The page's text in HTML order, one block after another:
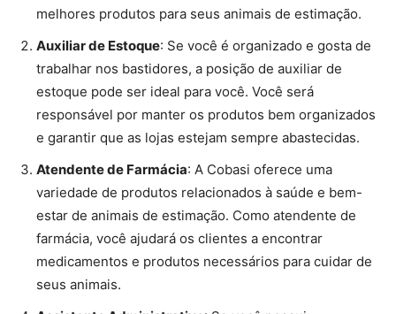
melhores produtos para seus animais de estimação.
Auxiliar de Estoque: Se você é organizado e gosta de
trabalhar nos bastidores, a posição de auxiliar de
estoque pode ser ideal para você. Você será
responsável por manter os produtos bem organizados
e garantir que as lojas estejam sempre abastecidas.
Atendente de Farmácia: A Cobasi oferece uma
variedade de produtos relacionados à saúde e bem-
estar de animais de estimação. Como atendente de
farmácia, você ajudará os clientes a encontrar
medicamentos e produtos necessários para cuidar de
seus animais.